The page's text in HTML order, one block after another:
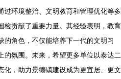
过环境整治、文明教育和管理优化等多
检贡献了重要力量。其经验表明，教育
的角色，不仅能培养下一代的文明习
的氛围。未来，希望更多单位以泰达二
化，助力景德镇建设成为更宜居、更文